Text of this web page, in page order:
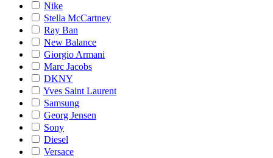
Nike
Stella McCartney
Ray Ban
New Balance
Giorgio Armani
Marc Jacobs
DKNY
Yves Saint Laurent
Samsung
Georg Jensen
Sony
Diesel
Versace